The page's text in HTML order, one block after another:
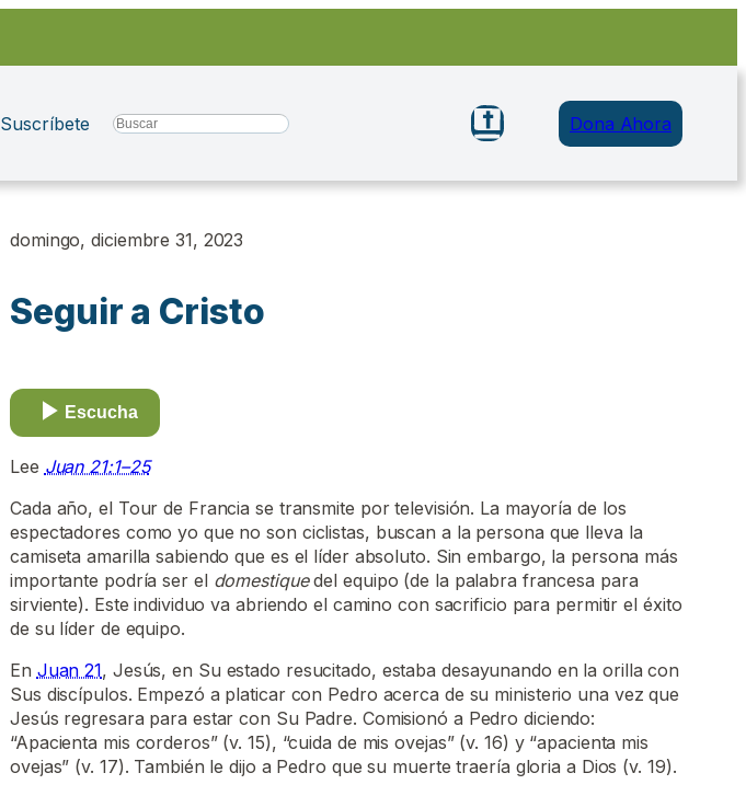
Suscríbete Search Dona Ahora
domingo, diciembre 31, 2023
Seguir a Cristo
Escucha
Lee Juan 21:1–25
Cada año, el Tour de Francia se transmite por televisión. La mayoría de los
espectadores como yo que no son ciclistas, buscan a la persona que lleva la
camiseta amarilla sabiendo que es el líder absoluto. Sin embargo, la persona más
importante podría ser el domestiquedel equipo (de la palabra francesa para
sirviente). Este individuo va abriendo el camino con sacrificio para permitir el éxito
de su líder de equipo.
En Juan 21, Jesús, en Su estado resucitado, estaba desayunando en la orilla con
Sus discípulos. Empezó a platicar con Pedro acerca de su ministerio una vez que
Jesús regresara para estar con Su Padre. Comisionó a Pedro diciendo:
“Apacienta mis corderos” (v. 15), “cuida de mis ovejas” (v. 16) y “apacienta mis
ovejas” (v. 17). También le dijo a Pedro que su muerte traería gloria a Dios (v. 19).